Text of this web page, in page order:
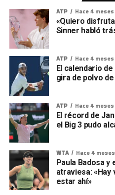
ATP Hace 4 meses
«Quiero
Sinner habló
ATP Hace 4 meses
El calendario
gira de polvo
ATP Hace 4 meses
El récord de
el Big 3 pudo
WTA Hace 4 meses
Paula Badosa y
atraviesa: «Hay
estar ahí»